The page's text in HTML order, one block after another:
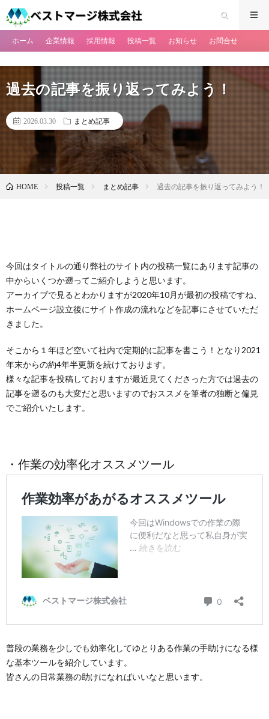
ホーム 企業情報 採用情報 投稿一覧 お知らせ お問合せ
過去の記事を振り返ってみよう！
2026.03.30 まとめ記事
HOME 投稿一覧 まとめ記事 過去の記事を振り返ってみよう！
今回はタイトルの通り弊社のサイト内の投稿一覧にあります記事の
中からいくつか遡ってご紹介しようと思います。
アーカイブで見るとわかりますが2020年10月が最初の投稿ですね、
ホームページ設立後にサイト作成の流れなどを記事にさせていただ
きました。
そこから１年ほど空いて社内で定期的に記事を書こう！となり2021
年末からの約4年半更新を続けております。
様々な記事を投稿しておりますが最近見てくださった方では過去の
記事を遡るのも大変だと思いますのでおススメを筆者の独断と偏見
でご紹介いたします。
・作業の効率化オススメツール
普段の業務を少しでも効率化してゆとりある作業の手助けになる様
な基本ツールを紹介しています。
皆さんの日常業務の助けになればいいなと思います。